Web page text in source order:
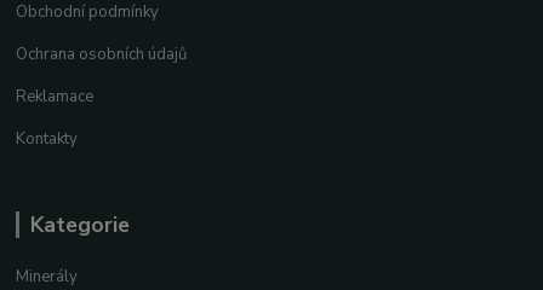
Obchodní podmínky
Ochrana osobních údajů
Reklamace
Kontakty
Kategorie
Minerály